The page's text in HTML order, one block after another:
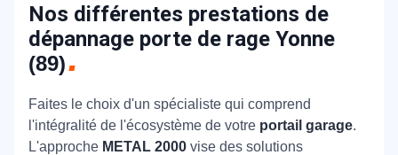
Nos différentes prestations de
dépannage porte de rage Yonne
(89)
Faites le choix d'un spécialiste qui comprend
l'intégralité de l'écosystème de votre portail garage.
L'approche METAL 2000 vise des solutions